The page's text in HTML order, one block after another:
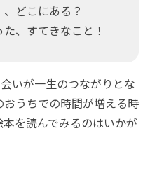
どこにある？
、すてきなこと！
いが一生のつながりとな
うちでの時間が増える時
を読んでみるのはいかが